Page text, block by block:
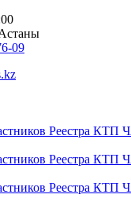
09
Реестра КТП
Реестра КТП
Реестра КТП